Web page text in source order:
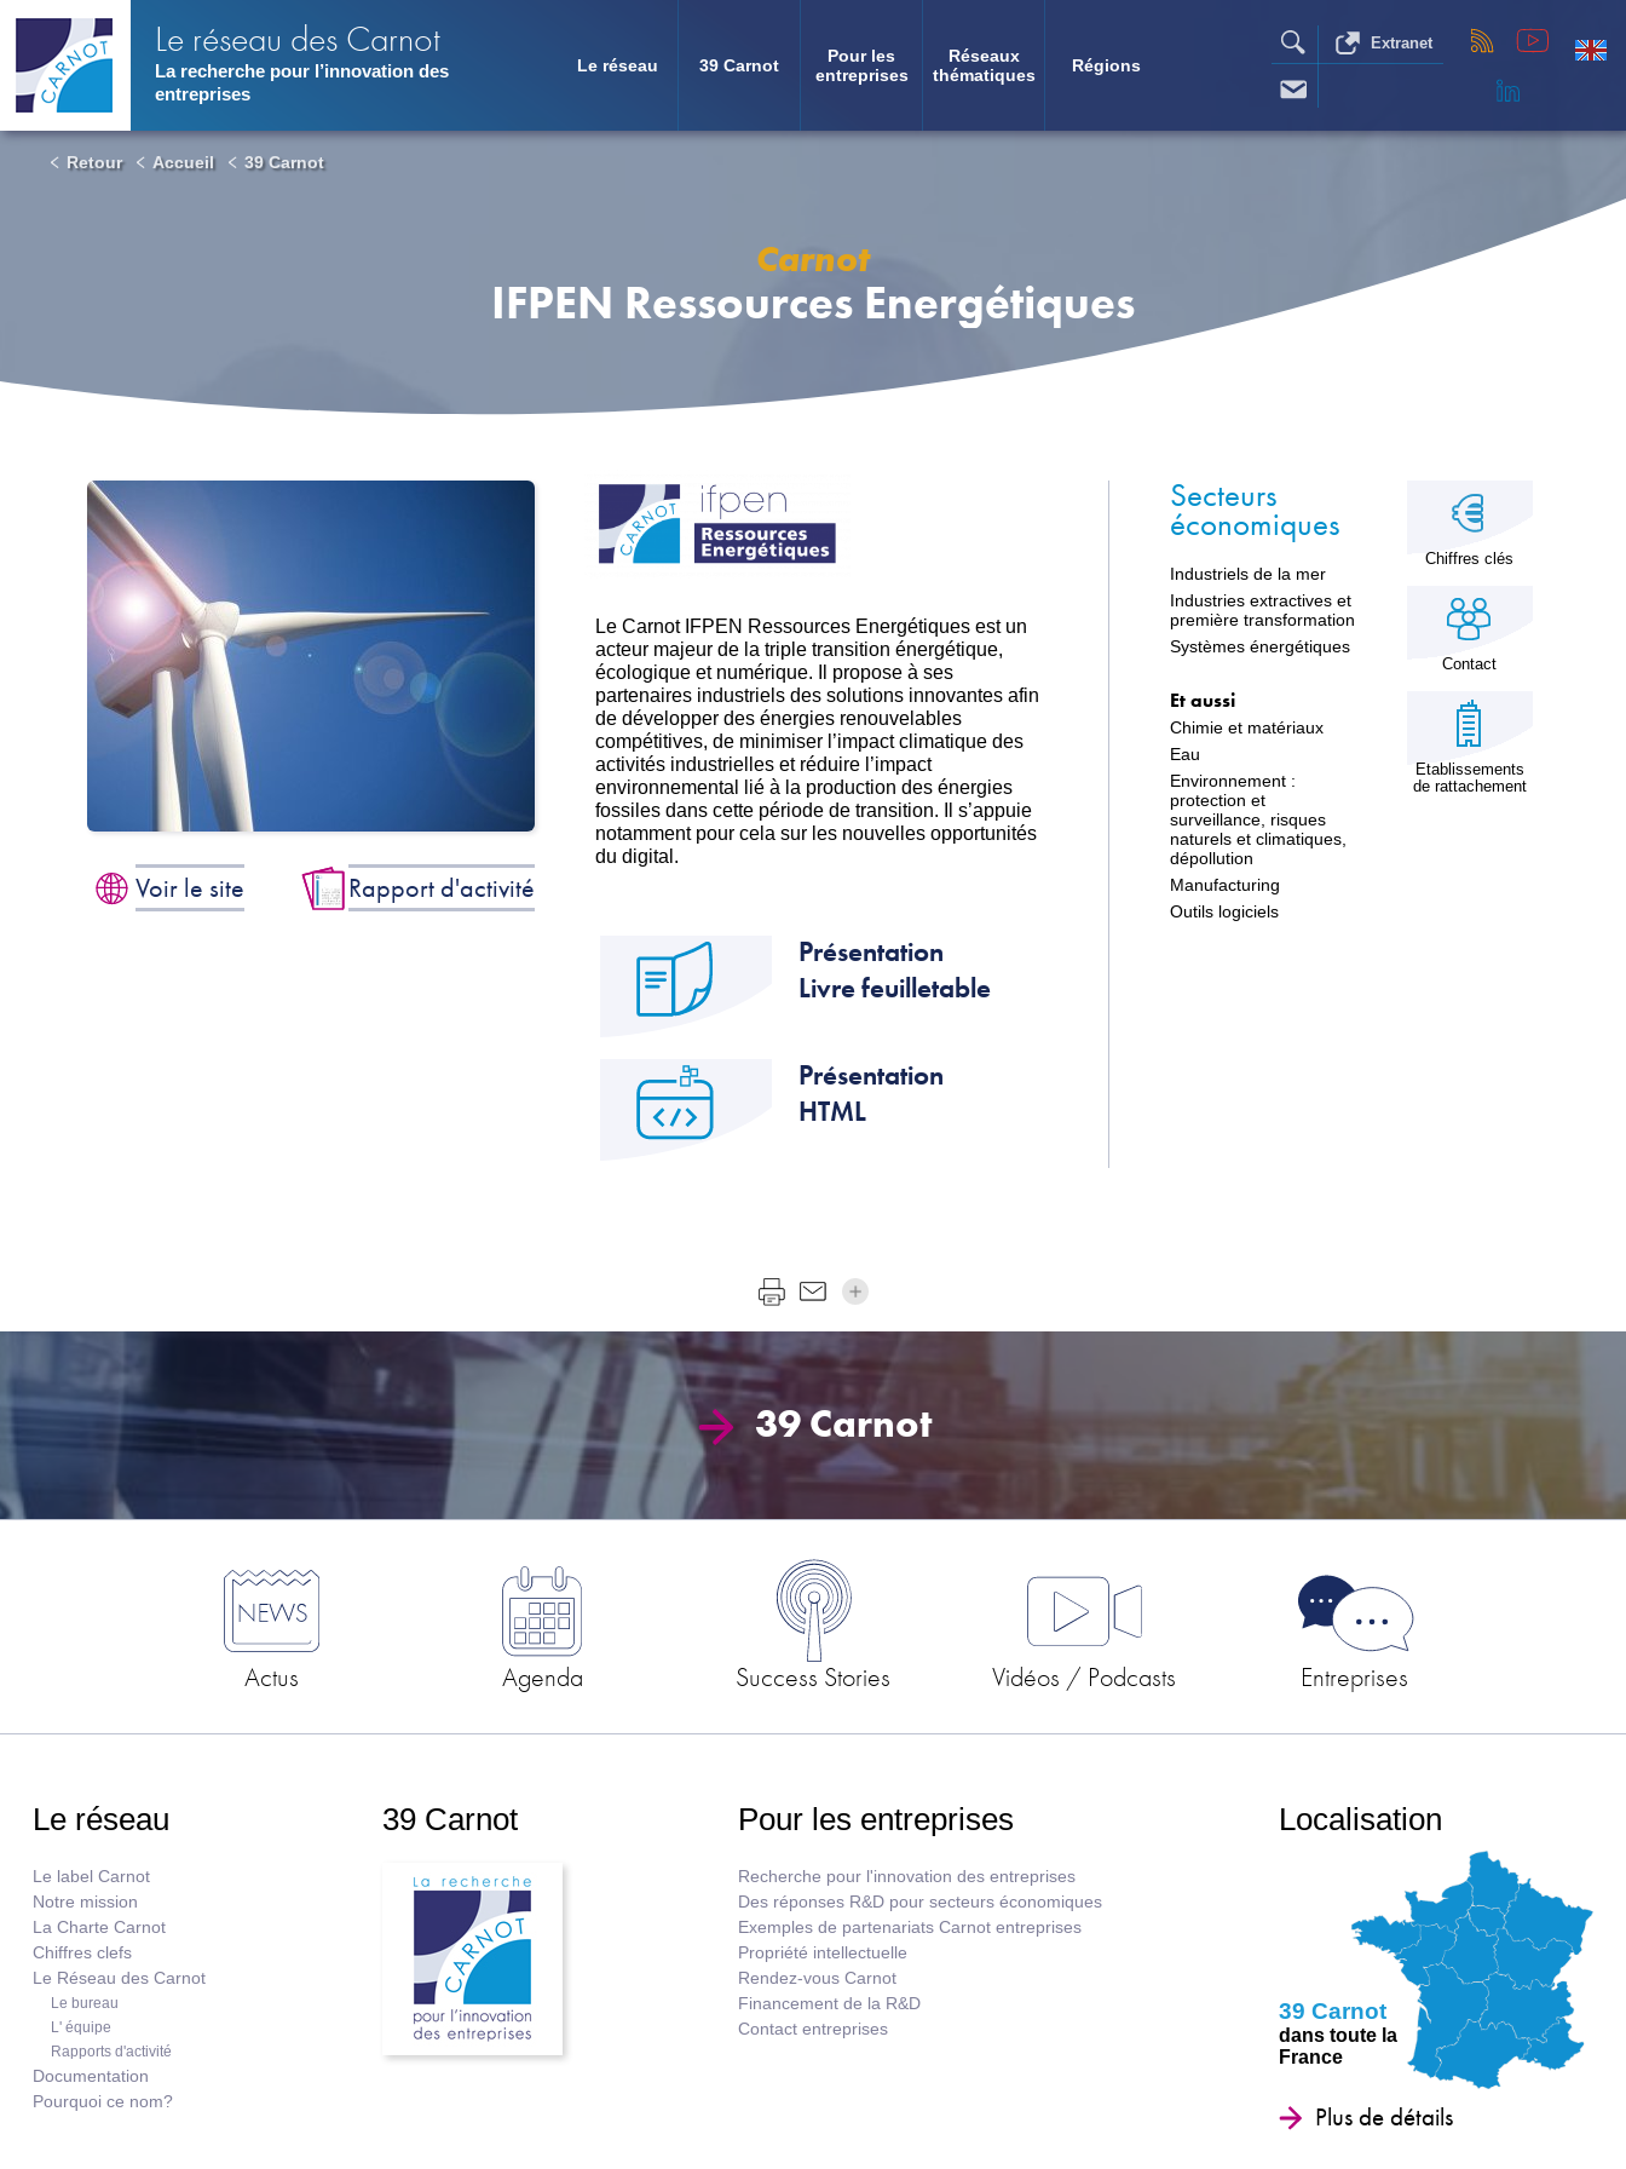
contenu
principal
Le réseau des Carnot
La recherche pour l’innovation des
entreprises
Navigation
principale
Le réseau 39 Carnot
Pour les
entreprises
Réseaux
thématiques
Régions
Extranet
Retour Accueil 39 Carnot
Carnot
IFPEN Ressources Energétiques
Voir le site Rapport d'activité
Le Carnot IFPEN Ressources Energétiques est un
acteur majeur de la triple transition énergétique,
écologique et numérique. Il propose à ses
partenaires industriels des solutions innovantes afin
de développer des énergies renouvelables
compétitives, de minimiser l’impact climatique des
activités industrielles et réduire l’impact
environnemental lié à la production des énergies
fossiles dans cette période de transition. Il s’appuie
notamment pour cela sur les nouvelles opportunités
du digital.
Présentation
Livre feuilletable
Présentation
HTML
Secteurs
économiques
Industriels de la mer
Industries extractives et
première transformation
Systèmes énergétiques
Et aussi
Chimie et matériaux
Eau
Environnement :
protection et
surveillance, risques
naturels et climatiques,
dépollution
Manufacturing
Outils logiciels
Chiffres clés
Contact
Etablissements
de rattachement
39 Carnot
Actus Agenda Success Stories Vidéos / Podcasts Entreprises
Le réseau
Le label Carnot
Notre mission
La Charte Carnot
Chiffres clefs
Le Réseau des Carnot
Le bureau
L' équipe
Rapports d'activité
Documentation
Pourquoi ce nom?
39 Carnot Pour les entreprises
Recherche pour l'innovation des entreprises
Des réponses R&D pour secteurs économiques
Exemples de partenariats Carnot entreprises
Propriété intellectuelle
Rendez-vous Carnot
Financement de la R&D
Contact entreprises
Localisation
39 Carnot
dans toute la
France
Plus de détails